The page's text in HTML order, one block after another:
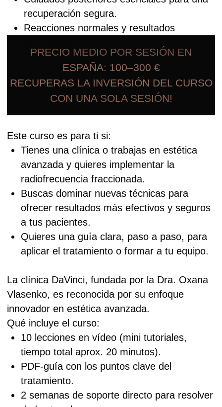
¡ELEVA TU PRÁCTICA
ESTÉTICA AL
SIGUIENTE NIVEL!
PRECIO: 199 € (IVA
EXCLUIDO)
ACCESO DE POR VIDA
*Nota de transparencia: parte del contenido y
material didáctico de este curso ha sido creado
con ayuda de inteligencia artificial (IA)para
10 lecciones en vídeo (mini tutoriales,
tiempo total aprox. 20 minutos).
PDF-guía con los puntos clave del
tratamiento.
dudas tras la compra.